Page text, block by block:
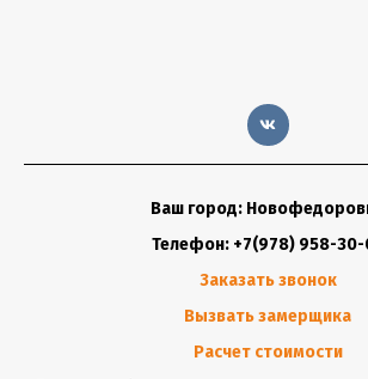
Ваш город:
Телефон: +7(978) 958-30-
Заказать звонок
Вызвать замерщика
Расчет стоимости